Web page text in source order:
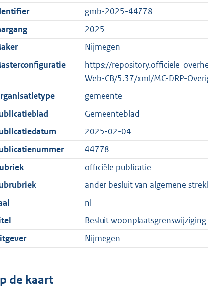
gmb-2025-44778
2025
Nijmegen
https://repository.officiele-
Web-CB/5.37/xml/MC-DRP-
gemeente
Gemeenteblad
2025-02-04
44778
officiële publicatie
ander besluit van algemene
nl
Besluit
Nijmegen
de kaart